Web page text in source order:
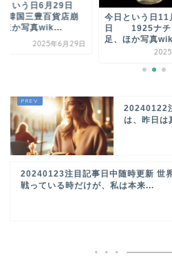
という日6月29日
韓国三豊百貨店崩
ほか写真wik...
2025年6月29日
今日という日11
日 1925ナチ
足、ほか写真
2025
20240122
は、昨日は
20240123注目記事日中随時更新 世
戦っている時だけが、私は本来...